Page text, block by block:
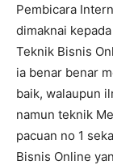
Pembicara
dimaknai
Teknik Bisnis
ia benar benar
baik, walaupun
namun teknik
pacuan no 1
Bisnis Online